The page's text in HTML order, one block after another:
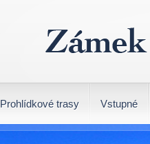
Prohlídkové trasy Vstupné